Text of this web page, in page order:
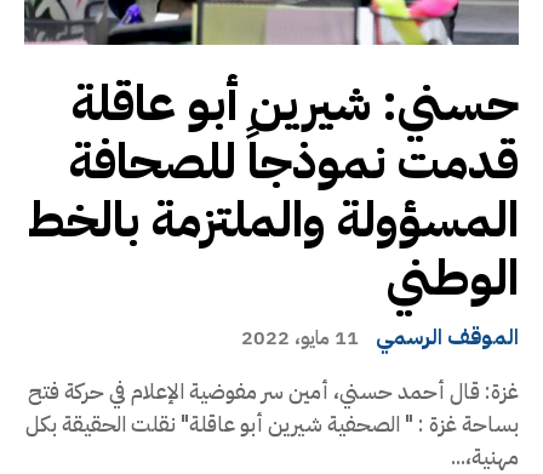
حسني: شيرين أبو عاقلة
قدمت نموذجاً للصحافة
المسؤولة والملتزمة بالخط
الوطني
الموقف الرسمي 11 مايو، 2022
غزة: قال أحمد حسني، أمين سر مفوضية الإعلام في حركة فتح
بساحة غزة : " الصحفية شيرين أبو عاقلة" نقلت الحقيقة بكل
مهنية،...